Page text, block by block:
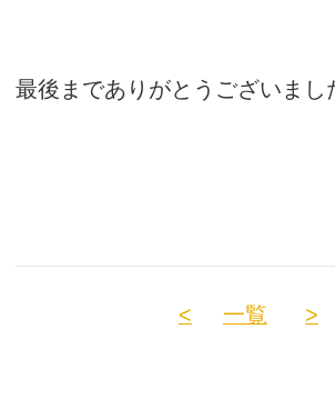
最後までありがとうございまし
< 一覧 >